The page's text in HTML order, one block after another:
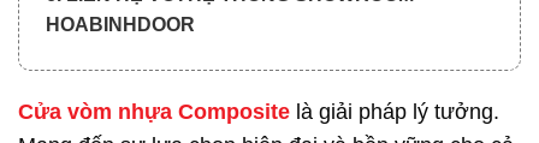
HOABINHDOOR
Cửa vòm nhựa Composite là giải pháp lý tưởng.